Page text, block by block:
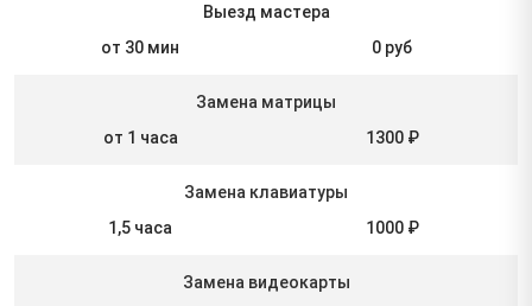
Выезд мастера
от 30 мин
0 руб
Замена матрицы
от 1 часа
1300 ₽
Замена клавиатуры
1,5 часа
1000 ₽
Замена видеокарты